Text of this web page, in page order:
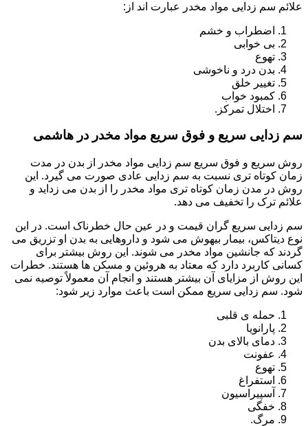
علائم سم زدایی مواد مخدر عبارت اند از:
اضطراب و خشم
بی خوابی
تهوع
بدن درد و ناخوشی
تغییر خلق
کمبود خواب
اختلال تمرکز.
سم زدایی سریع و فوق سریع مواد مخدر در هاشمی
روش سریع و فوق سریع سم زدایی مواد مخدر از بدن در مدت
زمان کوتاه تری نسبت به سم زدایی عادی صورت می گیرد. این
روش در مدن زمان کوتاه تری مواد مخدر را از بدن می زداید و
علائم ترک را تخفیف می دهد.
سم زدایی سریع گران قیمت و در عین حال خطرناک است. در این
نوع دیتاکس، بیمار بیهوش می شود و داروهایی به بدن او تزریق می
گردند که جانشین مواد مخدر می شوند. این روش بیشتر برای
کسانی کاربرد دارد که معتاد به هروئین و مسکن ها هستند. خطرات
این روش از مزایای آن بیشتر هستند و انجام آن معمولاً توصیه نمی
شود. سم زدایی سریع ممکن است باعث موارد زیر شود:
حمله ی قلبی
پارانویا
دمای بالای بدن
عفونت
تهوع
استفراغ
آسپیراسیون
خفگی
مرگ.